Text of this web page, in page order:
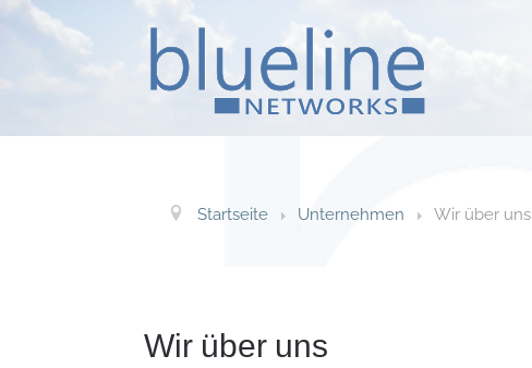
Startseite Unternehmen Wir über uns
Wir über uns